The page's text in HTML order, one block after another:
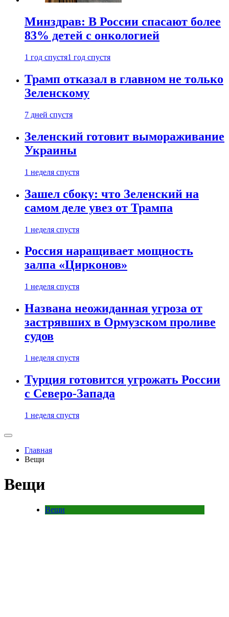
Минздрав: В России спасают более
83% детей с онкологией
1 год спустя1 год спустя
Трамп отказал в главном не только
Зеленскому
7 дней спустя
Зеленский готовит вымораживание
Украины
1 неделя спустя
Зашел сбоку: что Зеленский на
самом деле увез от Трампа
1 неделя спустя
Россия наращивает мощность
залпа «Цирконов»
1 неделя спустя
Названа неожиданная угроза от
застрявших в Ормузском проливе
судов
1 неделя спустя
Турция готовится угрожать России
с Северо-Запада
1 неделя спустя
Главная
Вещи
Вещи
Вещи